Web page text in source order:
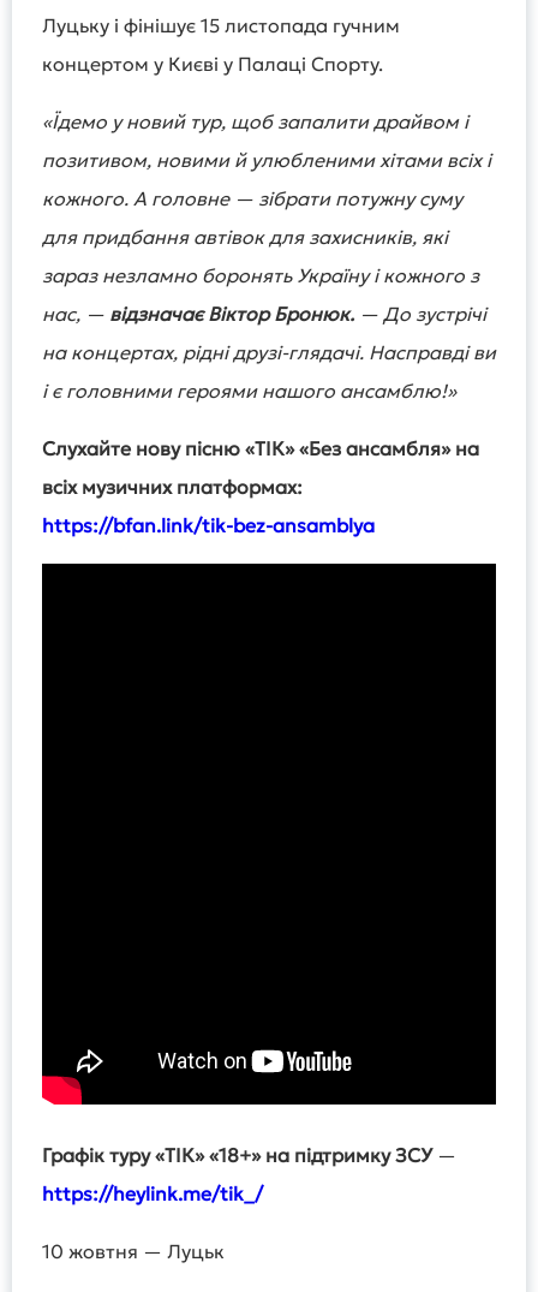
Луцьку і фінішує 15 листопада гучним
концертом у Києві у Палаці Спорту.
«Їдемо у новий тур, щоб запалити драйвом і
позитивом, новими й улюбленими хітами всіх і
кожного. А головне — зібрати потужну суму
для придбання автівок для захисників, які
зараз незламно боронять Україну і кожного з
нас, — відзначає Віктор Бронюк. — До зустрічі
на концертах, рідні друзі-глядачі. Насправді ви
і є головними героями нашого ансамблю!»
Слухайте нову пісню «ТІК» «Без ансамбля» на
всіх музичних платформах:
https://bfan.link/tik-bez-ansamblya
Графік туру «ТІК» «18+» на підтримку ЗСУ —
https://heylink.me/tik_/
10 жовтня — Луцьк